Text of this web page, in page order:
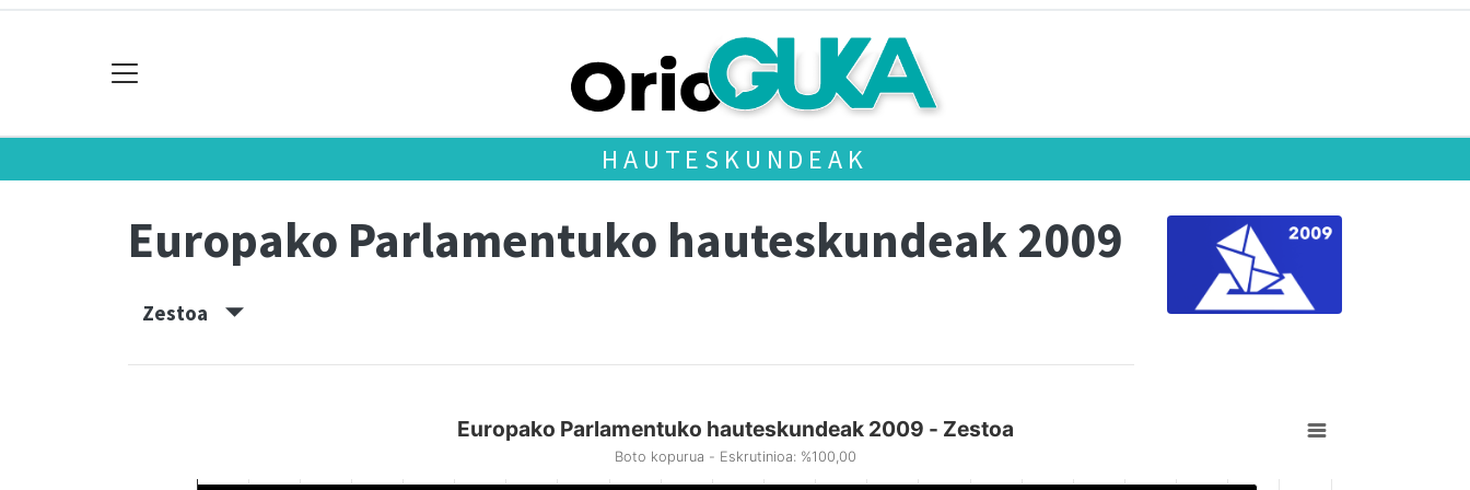
HAUTESKUNDEAK
Europako Parlamentuko hauteskundeak 2009
Zestoa
Europako Parlamentuko hauteskundeak 2009 - Zestoa
Boto kopurua - Eskrutinioa: %100,00